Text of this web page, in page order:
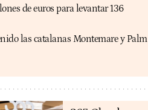
de euros para levantar 136
las catalanas Montemare y Palm